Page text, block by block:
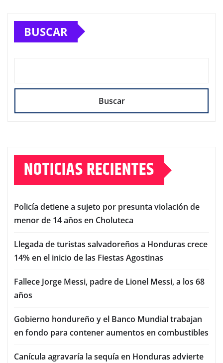
BUSCAR
Buscar
NOTICIAS RECIENTES
Policía detiene a sujeto por presunta violación de
menor de 14 años en Choluteca
Llegada de turistas salvadoreños a Honduras crece
14% en el inicio de las Fiestas Agostinas
Fallece Jorge Messi, padre de Lionel Messi, a los 68
años
Gobierno hondureño y el Banco Mundial trabajan
en fondo para contener aumentos en combustibles
Canícula agravaría la sequía en Honduras advierte